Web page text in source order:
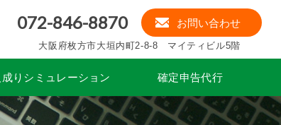
072-846-8870 お問い合わせ
大阪府枚方市大垣内町2-8-8 マイティビル5階
りシミュレーション 確定申告代行